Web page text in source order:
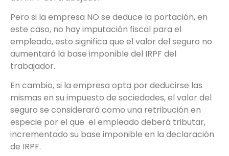
Pero si la empresa NO se deduce la portación, en
este caso, no hay imputación fiscal para el
empleado, esto significa que el valor del seguro no
aumentará la base imponible del IRPF del
trabajador.
En cambio, si la empresa opta por deducirse las
mismas en su impuesto de sociedades, el valor del
seguro se considerará como una retribución en
especie por el que el empleado deberá tributar,
incrementado su base imponible en la declaración
de IRPF.